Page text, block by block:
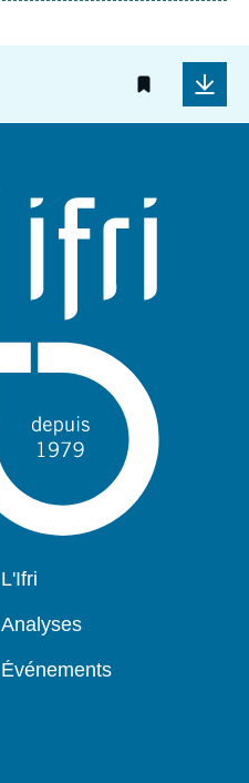
Navigation
L'Ifri
Analyses
Événements